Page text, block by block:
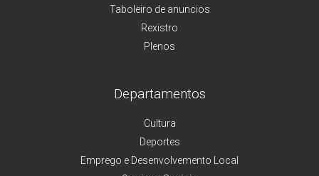
Taboleiro de anuncios
Rexistro
Plenos
Departamentos
Cultura
Deportes
Emprego e Desenvolvemento Local